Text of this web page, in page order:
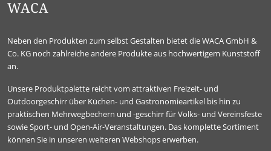
WACA
Neben den Produkten zum selbst Gestalten bietet die WACA GmbH &
Co. KG noch zahlreiche andere Produkte aus hochwertigem Kunststoff
an.
Unsere Produktpalette reicht vom attraktiven Freizeit- und
Outdoorgeschirr über Küchen- und Gastronomieartikel bis hin zu
praktischen Mehrwegbechern und -geschirr für Volks- und Vereinsfeste
sowie Sport- und Open-Air-Veranstaltungen. Das komplette Sortiment
können Sie in unseren weiteren Webshops erwerben.